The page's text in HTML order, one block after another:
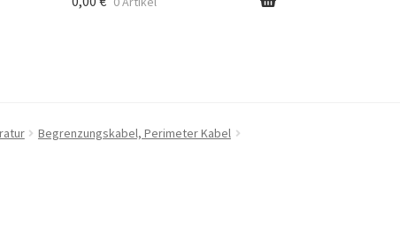
Begrenzungskabel, Perimeter Kabel